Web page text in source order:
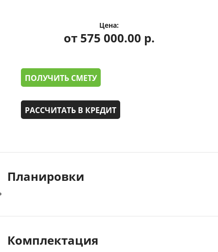
Цена:
от 575 000.00 р.
ПОЛУЧИТЬ СМЕТУ
РАССЧИТАТЬ В КРЕДИТ
Планировки
Комплектация